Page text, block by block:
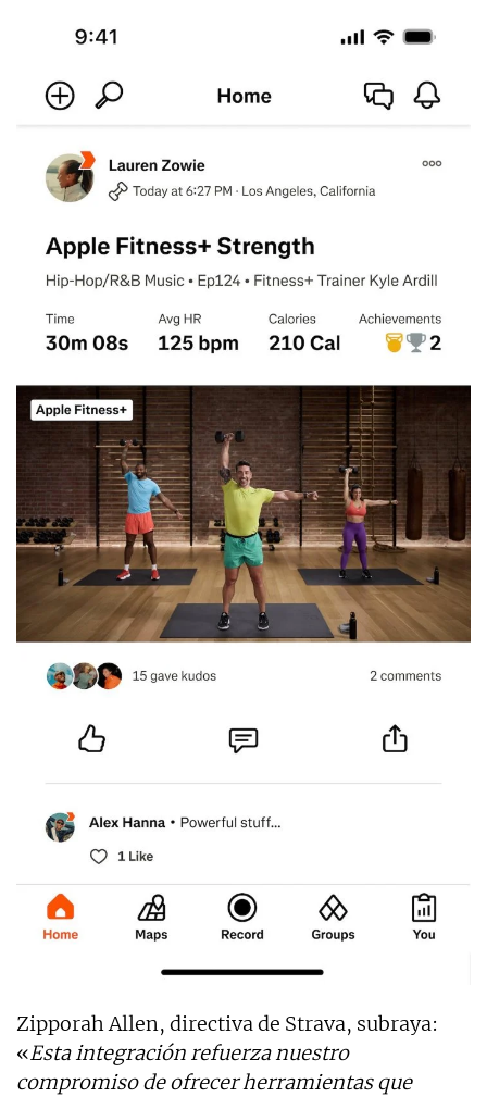
Zipporah Allen, directiva de Strava, subraya:
«Esta integración refuerza nuestro
compromiso de ofrecer herramientas que